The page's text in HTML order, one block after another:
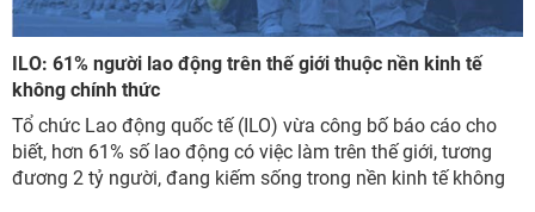
ILO: 61% người lao động trên thế giới thuộc nền kinh tế
không chính thức
Tổ chức Lao động quốc tế (ILO) vừa công bố báo cáo cho
biết, hơn 61% số lao động có việc làm trên thế giới, tương
đương 2 tỷ người, đang kiếm sống trong nền kinh tế không